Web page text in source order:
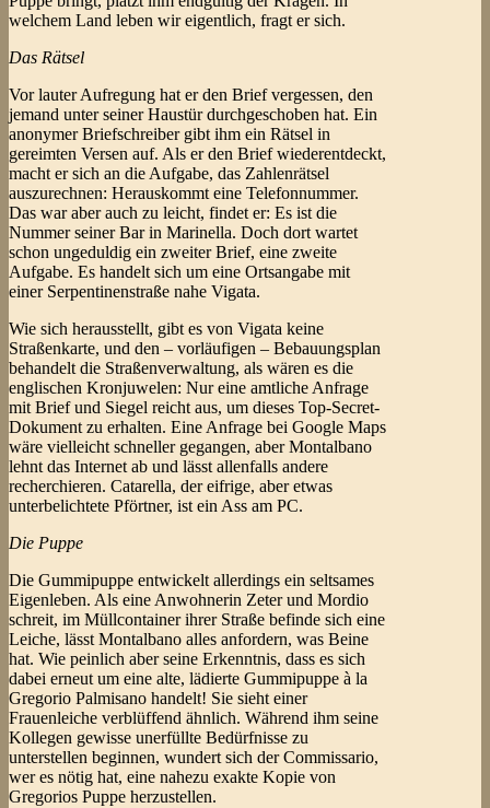
welchem Land leben wir eigentlich, fragt er sich.
Das Rätsel
Vor lauter Aufregung hat er den Brief vergessen, den
jemand unter seiner Haustür durchgeschoben hat. Ein
anonymer Briefschreiber gibt ihm ein Rätsel in
gereimten Versen auf. Als er den Brief wiederentdeckt,
macht er sich an die Aufgabe, das Zahlenrätsel
auszurechnen: Herauskommt eine Telefonnummer.
Das war aber auch zu leicht, findet er: Es ist die
Nummer seiner Bar in Marinella. Doch dort wartet
schon ungeduldig ein zweiter Brief, eine zweite
Aufgabe. Es handelt sich um eine Ortsangabe mit
einer Serpentinenstraße nahe Vigata.
Wie sich herausstellt, gibt es von Vigata keine
Straßenkarte, und den – vorläufigen – Bebauungsplan
behandelt die Straßenverwaltung, als wären es die
englischen Kronjuwelen: Nur eine amtliche Anfrage
mit Brief und Siegel reicht aus, um dieses Top-Secret-
Dokument zu erhalten. Eine Anfrage bei Google Maps
wäre vielleicht schneller gegangen, aber Montalbano
lehnt das Internet ab und lässt allenfalls andere
recherchieren. Catarella, der eifrige, aber etwas
unterbelichtete Pförtner, ist ein Ass am PC.
Die Puppe
Die Gummipuppe entwickelt allerdings ein seltsames
Eigenleben. Als eine Anwohnerin Zeter und Mordio
schreit, im Müllcontainer ihrer Straße befinde sich eine
Leiche, lässt Montalbano alles anfordern, was Beine
hat. Wie peinlich aber seine Erkenntnis, dass es sich
dabei erneut um eine alte, lädierte Gummipuppe à la
Gregorio Palmisano handelt! Sie sieht einer
Frauenleiche verblüffend ähnlich. Während ihm seine
Kollegen gewisse unerfüllte Bedürfnisse zu
unterstellen beginnen, wundert sich der Commissario,
wer es nötig hat, eine nahezu exakte Kopie von
Gregorios Puppe herzustellen.